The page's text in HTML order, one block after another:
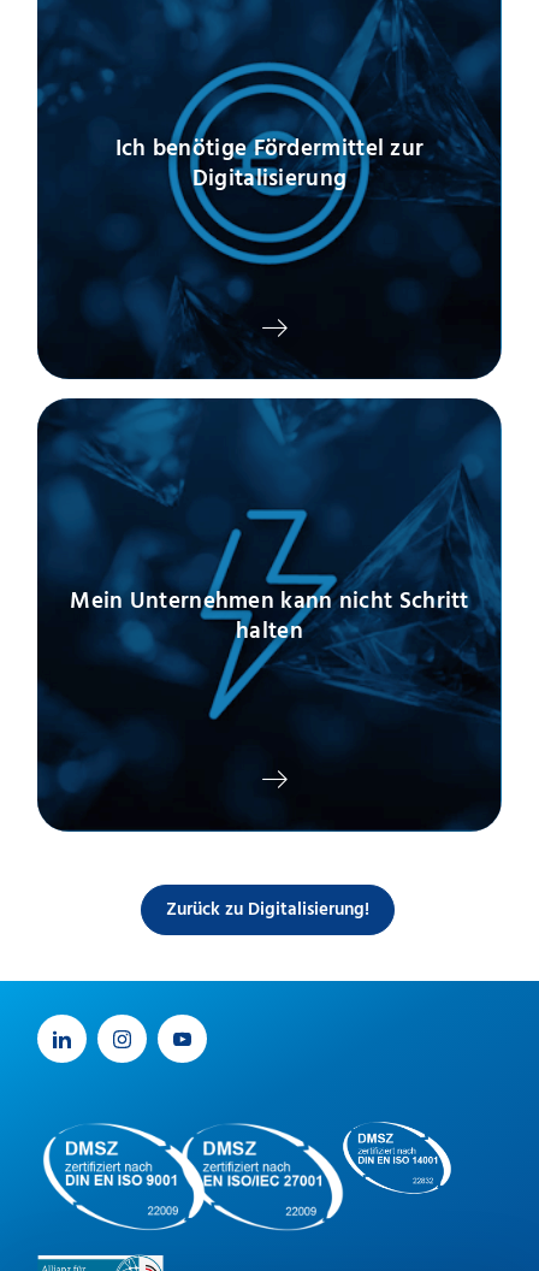
Ich benötige Fördermittel zur
Digitalisierung
Mein Unternehmen kann nicht Schritt
halten
Zurück zu Digitalisierung!